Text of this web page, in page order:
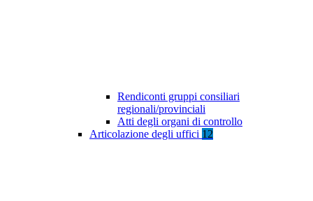
Rendiconti gruppi consiliari
regionali/provinciali
Atti degli organi di controllo
Articolazione degli uffici 12